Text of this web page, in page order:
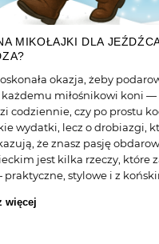
MIKOŁAJKI DLA
okazja, żeby
miłośnikowi koni —
codziennie, czy po prostu
wydatki, lecz o drobiazgi,
że znasz pasję
jest kilka rzeczy, które
stylowe i z
więcej